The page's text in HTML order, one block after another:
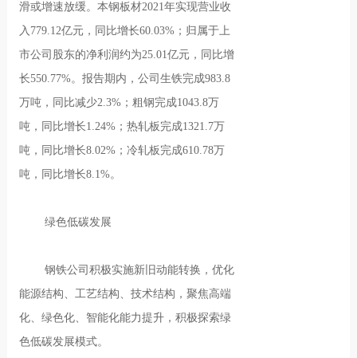
滑或增速放缓。本钢板材2021年实现营业收
入779.12亿元，同比增长60.03%；归属于上
市公司股东的净利润约为25.01亿元，同比增
长550.77%。报告期内，公司生铁完成983.8
万吨，同比减少2.3%；粗钢完成1043.8万
吨，同比增长1.24%；热轧板完成1321.7万
吨，同比增长8.02%；冷轧板完成610.78万
吨，同比增长8.1%。
绿色低碳发展
钢铁公司积极实施新旧动能转换，优化
能源结构、工艺结构、技术结构，聚焦高端
化、绿色化、智能化能力提升，积极探索绿
色低碳发展模式。